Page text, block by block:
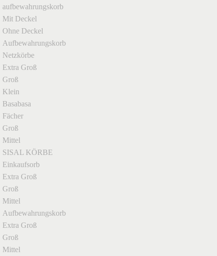
aufbewahrungskorb
Mit Deckel
Ohne Deckel
Aufbewahrungskorb
Netzkörbe
Extra Groß
Groß
Klein
Basabasa
Fächer
Groß
Mittel
SISAL KÖRBE
Einkaufsorb
Extra Groß
Groß
Mittel
Aufbewahrungskorb
Extra Groß
Groß
Mittel